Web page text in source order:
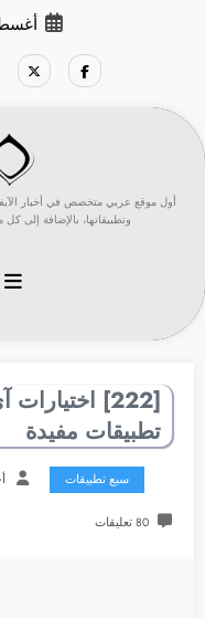
أغسطس
أول موقع عربي متخصص في أخبار
وتطبيقاتها، بالإضافة إلى
[222]
تطبيقات مفيدة
سبع تطبيقات
80 تعليقات